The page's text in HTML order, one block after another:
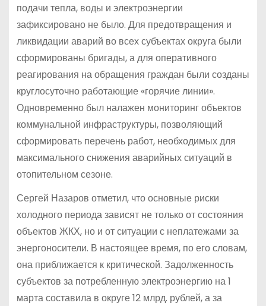
подачи тепла, воды и электроэнергии
зафиксировано не было. Для предотвращения и
ликвидации аварий во всех субъектах округа были
сформированы бригады, а для оперативного
реагирования на обращения граждан были созданы
круглосуточно работающие «горячие линии».
Одновременно был налажен мониторинг объектов
коммунальной инфраструктуры, позволяющий
сформировать перечень работ, необходимых для
максимального снижения аварийных ситуаций в
отопительном сезоне.
Сергей Назаров отметил, что основные риски
холодного периода зависят не только от состояния
объектов ЖКХ, но и от ситуации с неплатежами за
энергоносители. В настоящее время, по его словам,
она приближается к критической. Задолженность
субъектов за потребленную электроэнергию на 1
марта составила в округе 12 млрд. рублей, а за